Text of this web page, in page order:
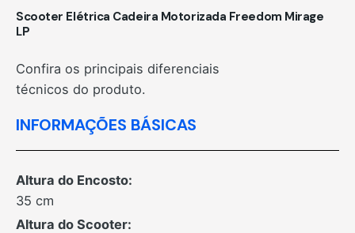
Scooter Elétrica Cadeira Motorizada Freedom Mirage
LP
Confira os principais diferenciais
técnicos do produto.
INFORMAÇÕES BÁSICAS
Altura do Encosto:
35 cm
Altura do Scooter: